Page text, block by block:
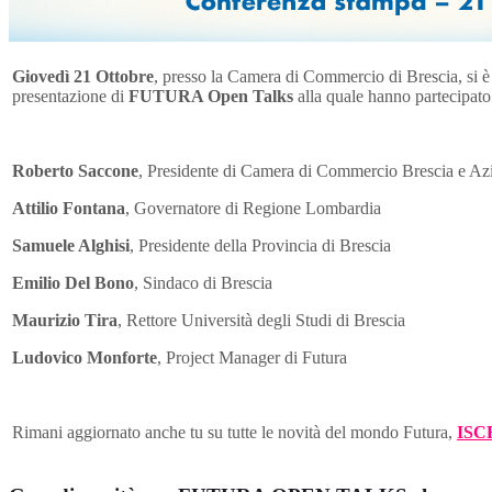
Giovedì 21 Ottobre, presso la Camera di Commercio di Brescia, si
presentazione di FUTURA Open Talks alla quale hanno
Roberto Saccone, Presidente di Camera di Commercio Brescia e
Attilio Fontana, Governatore di Regione Lombardia
Samuele Alghisi, Presidente della Provincia di Brescia
Emilio Del Bono, Sindaco di Brescia
Maurizio Tira, Rettore Università degli Studi di Brescia
Ludovico Monforte, Project Manager di Futura
Rimani aggiornato anche tu su tutte le novità del mondo Futura,